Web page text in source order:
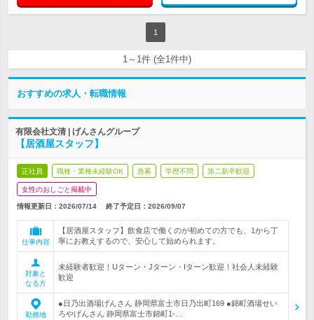
1
1～1件 (全1件中)
おすすめの求人・転職情報
有限会社文清 | げんさんグループ
【居酒屋スタッフ】
正社員 職種・業種未経験OK 急募 学歴不問 第二新卒歓迎
女性のおしごと掲載中
情報更新日：2026/07/14 終了予定日： 2026/09/07
仕事内容
【居酒屋スタッフ】飲食店で働くのが初めての方でも、1から丁
寧にお教えするので、安心して始められます。
対象と
なる方
未経験者歓迎！Uターン・Jターン・Iターン歓迎！社会人未経験
歓迎
勤務地
●日乃出酒場げんさん 静岡県富士市日乃出町169 ●錦町酒場せい
ろやげんさん 静岡県富士市錦町1-…